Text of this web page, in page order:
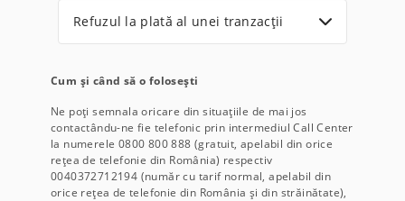
Refuzul la plată al unei tranzacții
Cum și când să o folosești
Ne poți semnala oricare din situațiile de mai jos
contactându-ne fie telefonic prin intermediul Call Center
la numerele 0800 800 888 (gratuit, apelabil din orice
rețea de telefonie din România) respectiv
0040372712194 (număr cu tarif normal, apelabil din
orice rețea de telefonie din România și din străinătate),